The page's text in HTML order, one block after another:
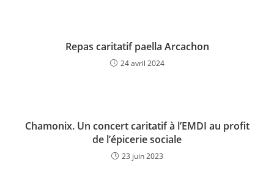
Repas caritatif paella Arcachon
24 avril 2024
Chamonix. Un concert caritatif à l’EMDI au profit
de l’épicerie sociale
23 juin 2023